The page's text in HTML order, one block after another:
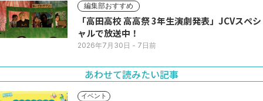
編集部おすすめ
「高田高校 高高祭 3年生演劇発表」JCVスペシ
ャルで放送中！
2026年7月30日 - 7日前
あわせて読みたい記事
イベント